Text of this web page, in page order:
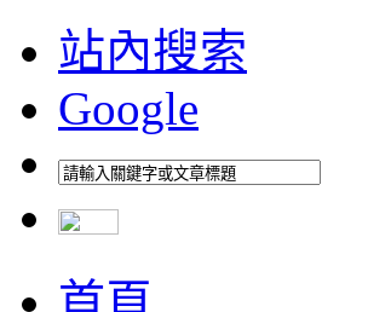
站內搜索
Google
首頁